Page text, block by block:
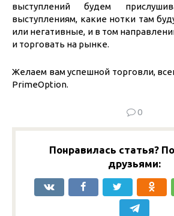
выступлений будем
выступлениям, какие нотки там
или негативные, и в том
и торговать на рынке.
Желаем вам успешной торговли,
PrimeOption.
0
Понравилась статья?
друзьями: